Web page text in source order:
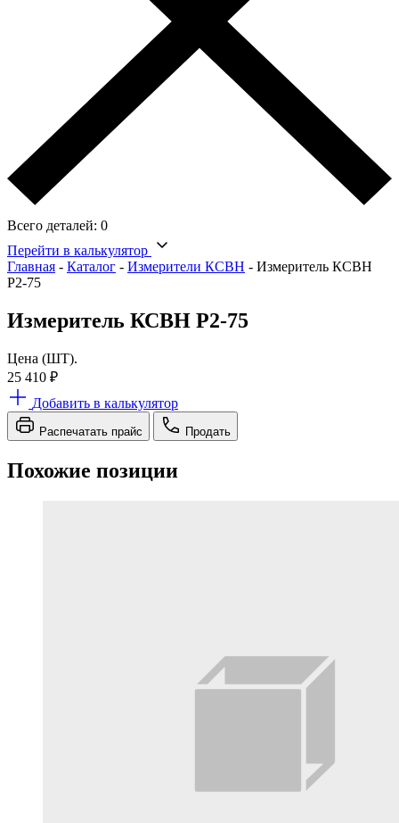
Всего деталей: 0
Перейти в калькулятор
Главная - Каталог - Измерители КСВН - Измеритель КСВН
Р2-75
Измеритель КСВН Р2-75
Цена (ШТ).
25 410 ₽
Добавить в калькулятор
Распечатать прайс Продать
Похожие позиции